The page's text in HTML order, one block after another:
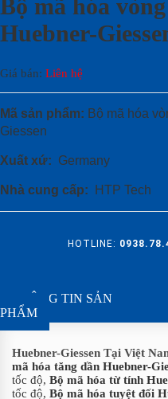
Bộ mã hóa
Huebner-
Giá bán: Liên hệ
Mã sản phẩm: Bộ mã hóa
Giessen
Xuất xứ: Germany
Nhà cung cấp: HTP Tech
HOTLINE:
THÔNG TIN SẢN
PHẨM
Huebner-Giessen Tại Việt
mã hóa tăng dần Huebner-
tốc độ, Bộ mã hóa từ tính
tốc độ, Bộ mã hóa tuyệt đối